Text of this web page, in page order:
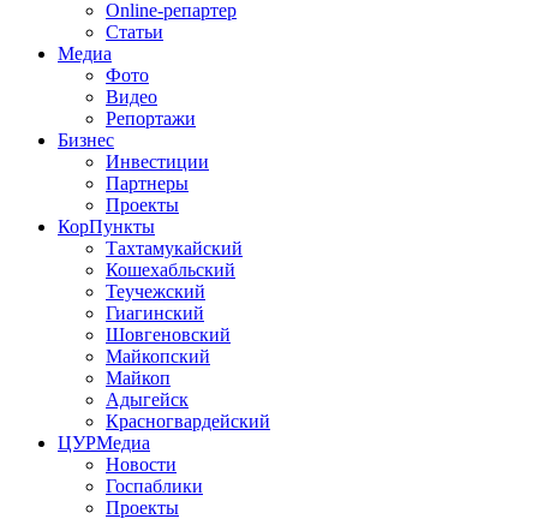
Online-репартер
Статьи
Медиа
Фото
Видео
Репортажи
Бизнес
Инвестиции
Партнеры
Проекты
КорПункты
Тахтамукайский
Кошехабльский
Теучежский
Гиагинский
Шовгеновский
Майкопский
Майкоп
Адыгейск
Красногвардейский
ЦУРМедиа
Новости
Госпаблики
Проекты